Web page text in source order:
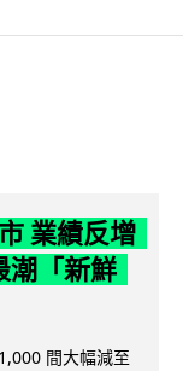
業績反增
潮「新鮮
間大幅減至